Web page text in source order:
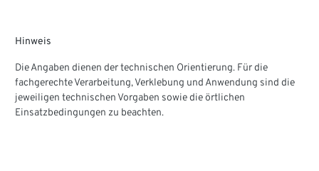
Hinweis
Die Angaben dienen der technischen Orientierung. Für die
fachgerechte Verarbeitung, Verklebung und Anwendung sind die
jeweiligen technischen Vorgaben sowie die örtlichen
Einsatzbedingungen zu beachten.